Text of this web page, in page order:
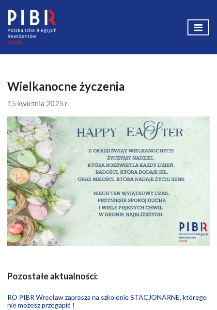
Wielkanocne życzenia
15 kwietnia 2025 r.
Pozostałe aktualności:
RO PIBR Wrocław zaprasza na szkolenie STACJONARNE, którego
nie możesz przegapić !